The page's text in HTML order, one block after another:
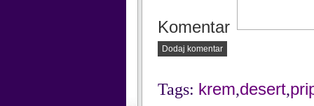
Komentar
Dodaj komentar
Tags: krem,desert,